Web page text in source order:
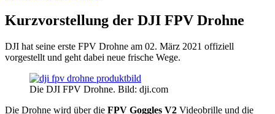
Kurzvorstellung der DJI FPV Drohne
DJI hat seine erste FPV Drohne am 02. März 2021 offiziell
vorgestellt und geht dabei neue frische Wege.
Die DJI FPV Drohne. Bild: dji.com
Die Drohne wird über die FPV Goggles V2 Videobrille und die